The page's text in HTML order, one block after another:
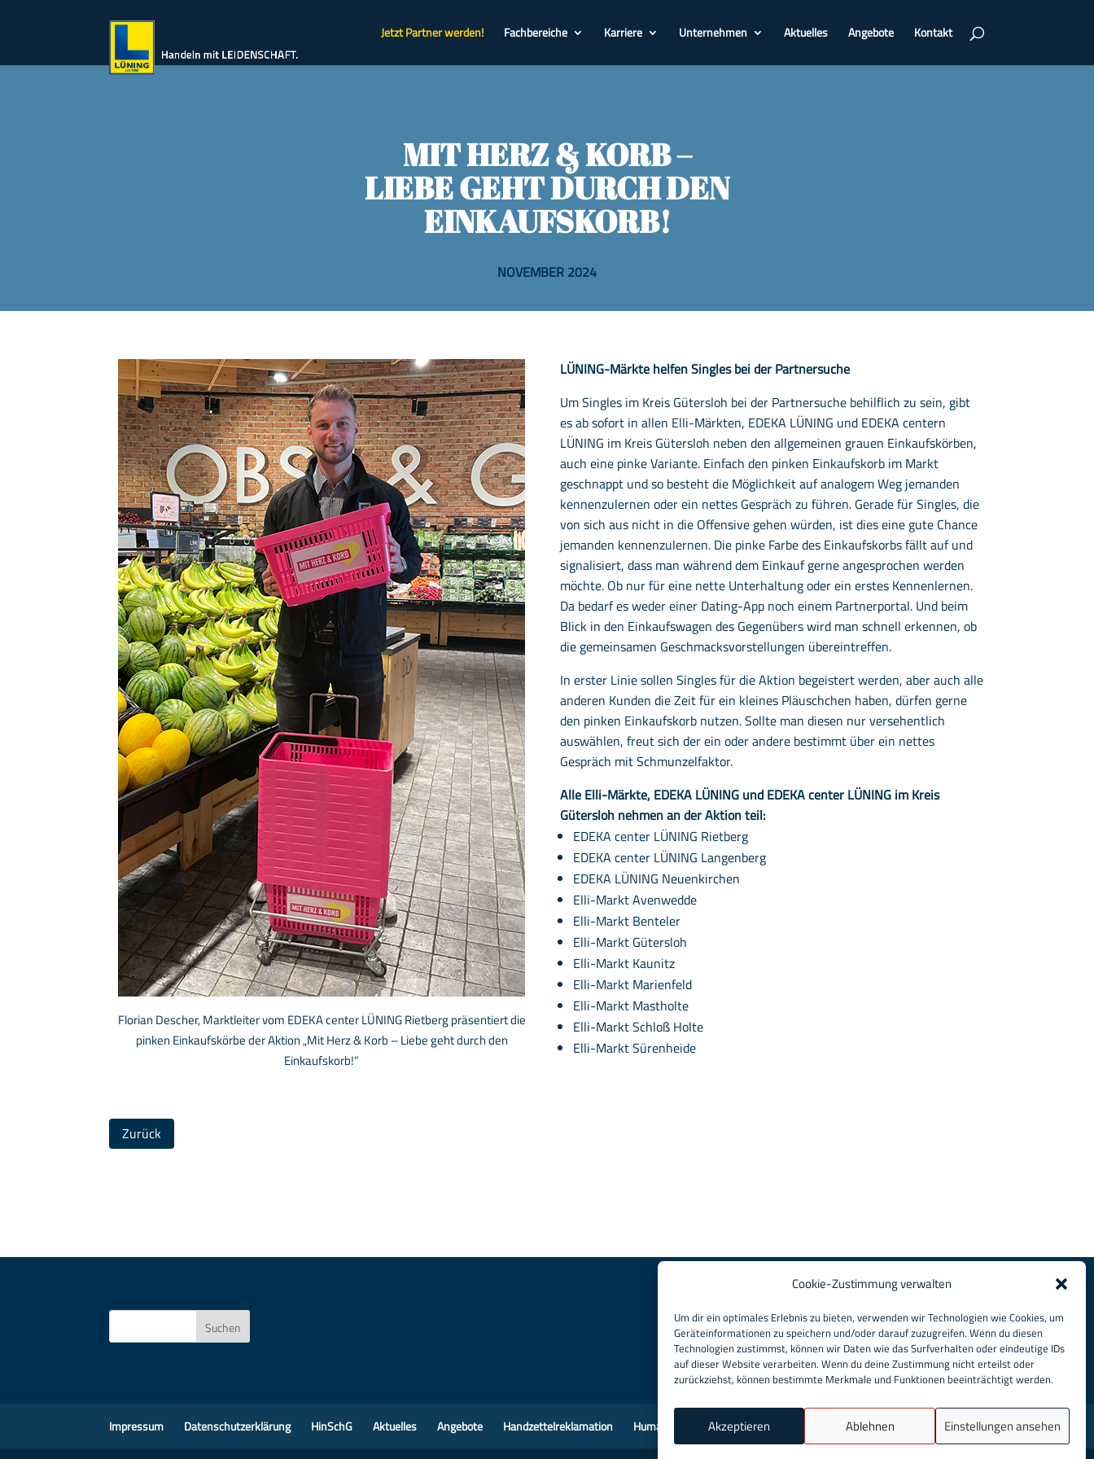
Cookie-Zustimmung verwalten
Um dir ein optimales Erlebnis zu bieten, verwenden wir Technologien wie Cookies, um
Geräteinformationen zu speichern und/oder darauf zuzugreifen. Wenn du diesen
Technologien zustimmst, können wir Daten wie das Surfverhalten oder eindeutige IDs
auf dieser Website verarbeiten. Wenn du deine Zustimmung nicht erteilst oder
zurückziehst, können bestimmte Merkmale und Funktionen beeinträchtigt werden.
Akzeptieren Ablehnen Einstellungen ansehen
Jetzt Partner werden! Fachbereiche Karriere Unternehmen Aktuelles Angebote Kontakt
MIT HERZ & KORB –
LIEBE GEHT DURCH DEN
EINKAUFSKORB!
NOVEMBER 2024
Florian Descher, Marktleiter vom EDEKA center LÜNING Rietberg präsentiert die
pinken Einkaufskörbe der Aktion „Mit Herz & Korb – Liebe geht durch den
Einkaufskorb!“
Zurück
LÜNING-Märkte helfen Singles bei der Partnersuche
Um Singles im Kreis Gütersloh bei der Partnersuche behilflich zu sein, gibt
es ab sofort in allen Elli-Märkten, EDEKA LÜNING und EDEKA centern
LÜNING im Kreis Gütersloh neben den allgemeinen grauen Einkaufskörben,
auch eine pinke Variante. Einfach den pinken Einkaufskorb im Markt
geschnappt und so besteht die Möglichkeit auf analogem Weg jemanden
kennenzulernen oder ein nettes Gespräch zu führen. Gerade für Singles, die
von sich aus nicht in die Offensive gehen würden, ist dies eine gute Chance
jemanden kennenzulernen. Die pinke Farbe des Einkaufskorbs fällt auf und
signalisiert, dass man während dem Einkauf gerne angesprochen werden
möchte. Ob nur für eine nette Unterhaltung oder ein erstes Kennenlernen.
Da bedarf es weder einer Dating-App noch einem Partnerportal. Und beim
Blick in den Einkaufswagen des Gegenübers wird man schnell erkennen, ob
die gemeinsamen Geschmacksvorstellungen übereintreffen.
In erster Linie sollen Singles für die Aktion begeistert werden, aber auch alle
anderen Kunden die Zeit für ein kleines Pläuschchen haben, dürfen gerne
den pinken Einkaufskorb nutzen. Sollte man diesen nur versehentlich
auswählen, freut sich der ein oder andere bestimmt über ein nettes
Gespräch mit Schmunzelfaktor.
Alle Elli-Märkte, EDEKA LÜNING und EDEKA center LÜNING im Kreis
Gütersloh nehmen an der Aktion teil:
EDEKA center LÜNING Rietberg
EDEKA center LÜNING Langenberg
EDEKA LÜNING Neuenkirchen
Elli-Markt Avenwedde
Elli-Markt Benteler
Elli-Markt Gütersloh
Elli-Markt Kaunitz
Elli-Markt Marienfeld
Elli-Markt Mastholte
Elli-Markt Schloß Holte
Elli-Markt Sürenheide
Suchen
Impressum Datenschutzerklärung HinSchG Aktuelles Angebote Handzettelreklamation Human Rights